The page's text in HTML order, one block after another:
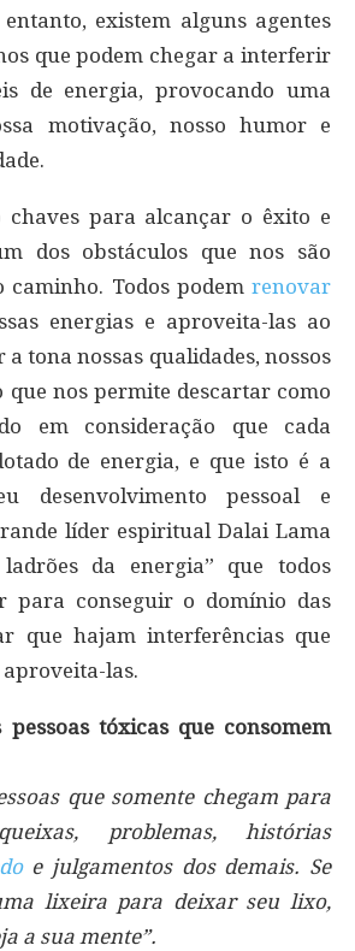
existem alguns agentes
que podem chegar a interferir
de energia, provocando uma
motivação, nosso humor e
chaves para alcançar o êxito e
dos obstáculos que nos são
caminho. Todos podem renovar
energias e aproveita-las ao
tona nossas qualidades, nossos
que nos permite descartar como
em consideração que cada
de energia, e que isto é a
desenvolvimento pessoal e
líder espiritual Dalai Lama
da energia” que todos
para conseguir o domínio das
que hajam interferências que
las.
pessoas tóxicas que consomem
que somente chegam para
problemas, histórias
e julgamentos dos demais. Se
lixeira para deixar seu lixo,
a sua mente”.